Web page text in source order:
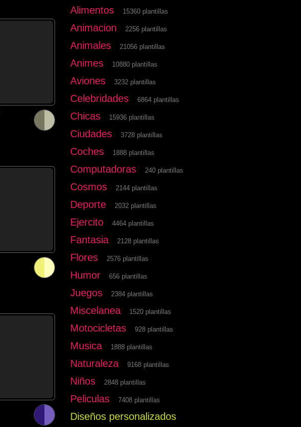
Alimentos 15360 plantillas
Animacion 2256 plantillas
Animales 21056 plantillas
Animes 10880 plantillas
Aviones 3232 plantillas
Celebridades 6864 plantillas
Chicas 15936 plantillas
Ciudades 3728 plantillas
Coches 1888 plantillas
Computadoras 240 plantillas
Cosmos 2144 plantillas
Deporte 2032 plantillas
Ejercito 4464 plantillas
Fantasia 2128 plantillas
Flores 2576 plantillas
Humor 656 plantillas
Juegos 2384 plantillas
Miscelanea 1520 plantillas
Motocicletas 928 plantillas
Musica 1888 plantillas
Naturaleza 9168 plantillas
Niños 2848 plantillas
Peliculas 7408 plantillas
Diseños personalizados